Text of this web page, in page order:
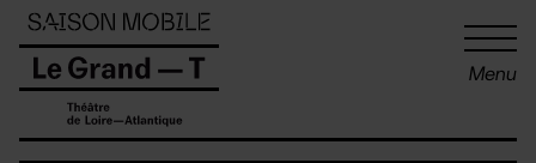
Menu
Panneau de gestion des cookies